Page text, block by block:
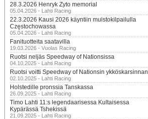
28.3.2026 Henryk Zyto memorial
05.04.2026 - Lahti Racing
22.3.2026 Kausi 2026 käyntiin muistokilpailulla
Częstochowassa
05.04.2026 - Lahti Racing
Fanituotteita saatavilla
19.03.2026 - Vuolas Racing
Ruotsi neljäs Speedway of Nationsissa
04.10.2025 - Lahti Racing
Ruotsi voitti Speedway of Nationsin ykköskarsinnan
02.10.2025 - Lahti Racing
Holstedille pronssia Tanskassa
26.09.2025 - Lahti Racing
Timo Lahti 11:s legendaarisessa Kultaisessa
Kypärässä Tshekissä
21.09.2025 - Lahti Racing